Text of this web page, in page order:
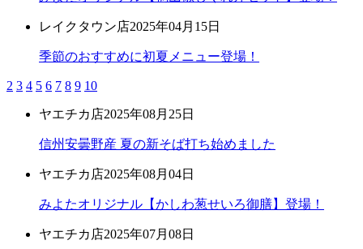
レイクタウン店2025年04月15日
季節のおすすめに初夏メニュー登場！
2 3 4 5 6 7 8 9 10
ヤエチカ店2025年08月25日
信州安曇野産 夏の新そば打ち始めました
ヤエチカ店2025年08月04日
みよたオリジナル【かしわ葱せいろ御膳】登場！
ヤエチカ店2025年07月08日